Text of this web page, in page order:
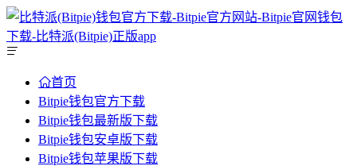
首页
Bitpie钱包官方下载
Bitpie钱包最新版下载
Bitpie钱包安卓版下载
Bitpie钱包苹果版下载